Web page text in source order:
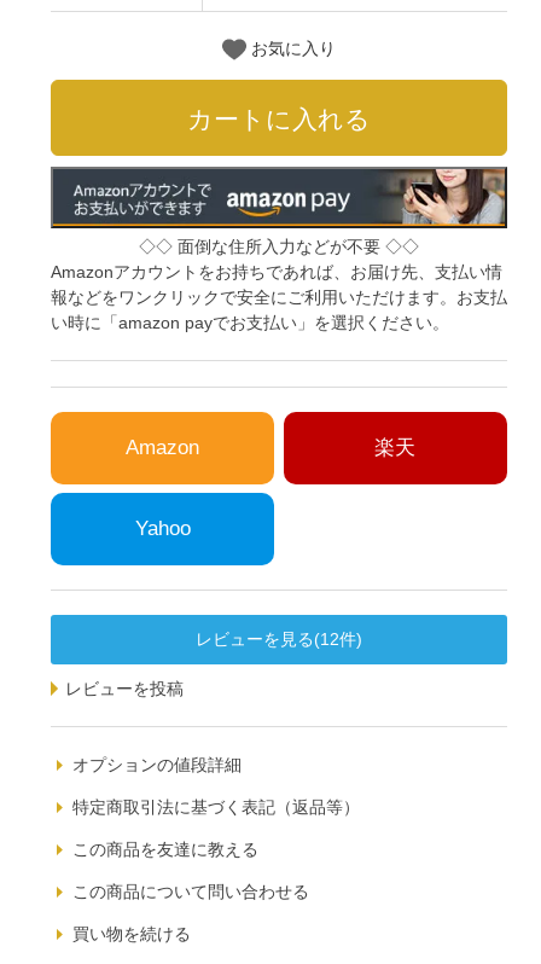
お気に入り
◇◇ 面倒な住所入力などが不要 ◇◇
Amazonアカウントをお持ちであれば、お届け先、支払い情
報などをワンクリックで安全にご利用いただけます。お支払
い時に「amazon payでお支払い」を選択ください。
Amazon 楽天
Yahoo
レビューを見る(12件)
レビューを投稿
オプションの値段詳細
特定商取引法に基づく表記（返品等）
この商品を友達に教える
この商品について問い合わせる
買い物を続ける